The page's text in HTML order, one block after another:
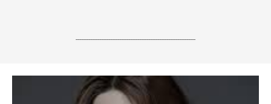
------------------------------------------------------------------